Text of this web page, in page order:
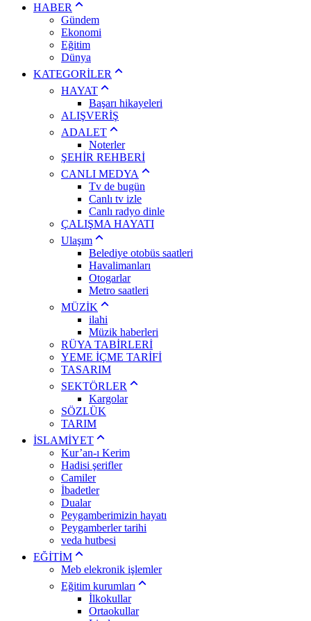
HABER
Gündem
Ekonomi
Eğitim
Dünya
KATEGORİLER
HAYAT
Başarı hikayeleri
ALIŞVERİŞ
ADALET
Noterler
ŞEHİR REHBERİ
CANLI MEDYA
Tv de bugün
Canlı tv izle
Canlı radyo dinle
ÇALIŞMA HAYATI
Ulaşım
Belediye otobüs saatleri
Havalimanları
Otogarlar
Metro saatleri
MÜZİK
ilahi
Müzik haberleri
RÜYA TABİRLERİ
YEME İÇME TARİFİ
TASARIM
SEKTÖRLER
Kargolar
SÖZLÜK
TARIM
İSLAMİYET
Kur’an-ı Kerim
Hadisi şerifler
Camiler
İbadetler
Dualar
Peygamberimizin hayatı
Peygamberler tarihi
veda hutbesi
EĞİTİM
Meb elekronik işlemler
Eğitim kurumları
İlkokullar
Ortaokullar